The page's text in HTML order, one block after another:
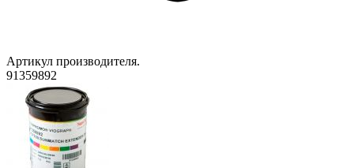
Артикул производителя.
91359892